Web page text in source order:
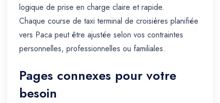
logique de prise en charge claire et rapide.
Chaque course de taxi terminal de croisières planifiée
vers Paca peut être ajustée selon vos contraintes
personnelles, professionnelles ou familiales.
Pages connexes pour votre
besoin